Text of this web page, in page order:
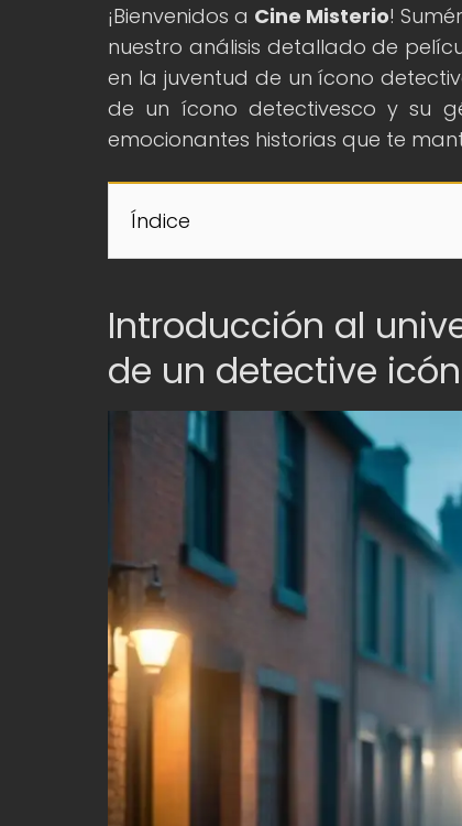
¡Bienvenidos a Cine Misterio!
nuestro análisis detallado de
en la juventud de un ícono
de un ícono detectivesco y su
emocionantes historias que te
Índice
Introducción al
de un detective